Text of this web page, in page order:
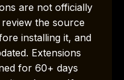
are not officially
the source
installing it, and
Extensions
for 60+ days